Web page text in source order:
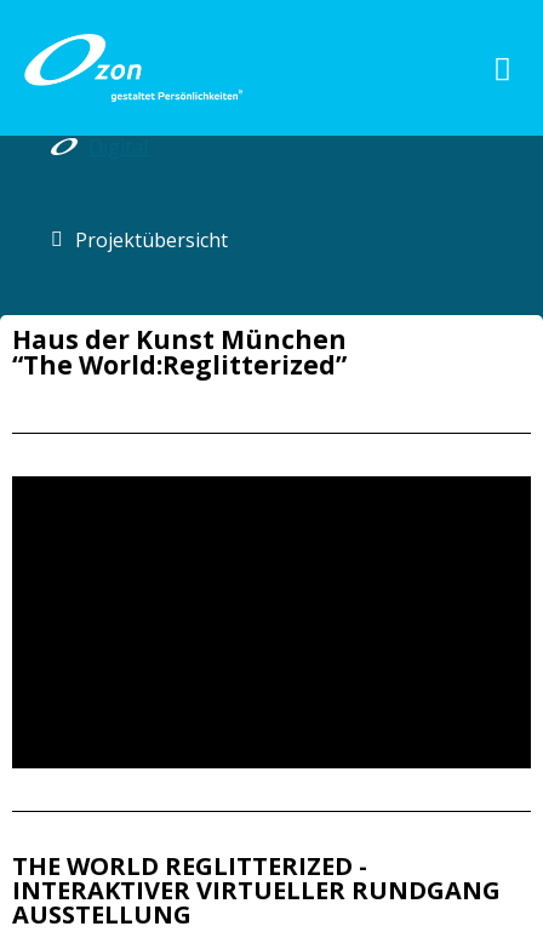
Projektübersicht
Haus der Kunst München
“The World:Reglitterized”
THE WORLD REGLITTERIZED -
INTERAKTIVER VIRTUELLER RUNDGANG
AUSSTELLUNG